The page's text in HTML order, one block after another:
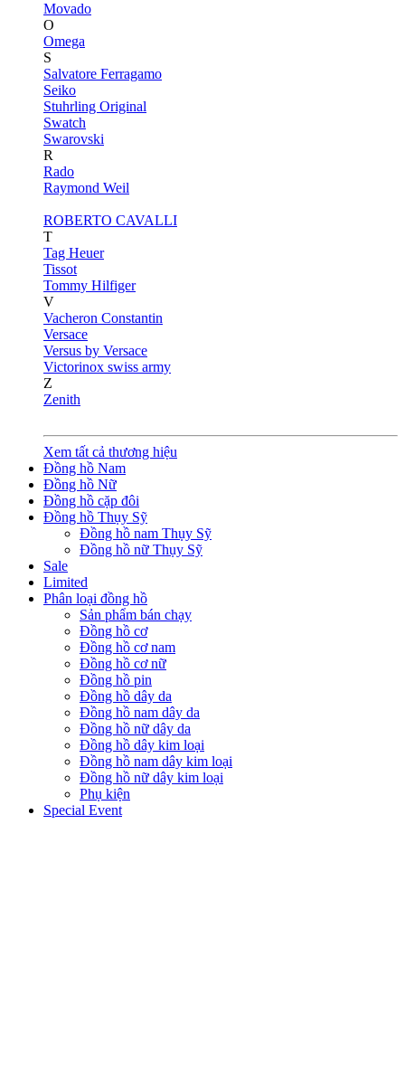
Movado
O
Omega
S
Salvatore Ferragamo
Seiko
Stuhrling Original
Swatch
Swarovski
R
Rado
Raymond Weil
ROBERTO CAVALLI
T
Tag Heuer
Tissot
Tommy Hilfiger
V
Vacheron Constantin
Versace
Versus by Versace
Victorinox swiss army
Z
Zenith
Xem tất cả thương hiệu
Đồng hồ Nam
Đồng hồ Nữ
Đồng hồ cặp đôi
Đồng hồ Thụy Sỹ
Đồng hồ nam Thụy Sỹ
Đồng hồ nữ Thụy Sỹ
Sale
Limited
Phân loại đồng hồ
Sản phẩm bán chạy
Đồng hồ cơ
Đồng hồ cơ nam
Đồng hồ cơ nữ
Đồng hồ pin
Đồng hồ dây da
Đồng hồ nam dây da
Đồng hồ nữ dây da
Đồng hồ dây kim loại
Đồng hồ nam dây kim loại
Đồng hồ nữ dây kim loại
Phụ kiện
Special Event